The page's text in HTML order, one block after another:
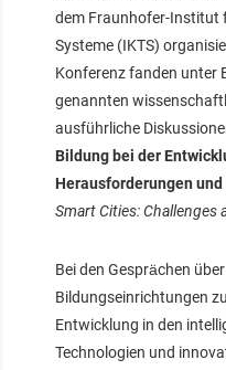
dem Fraunhofer-Institut
Systeme (IKTS)
Konferenz fanden unter
genannten
ausführliche
Bildung bei der
Herausforderungen und
Smart Cities: Challenges
Bei den Gesprächen
Bildungseinrichtungen
Entwicklung in den
Technologien und